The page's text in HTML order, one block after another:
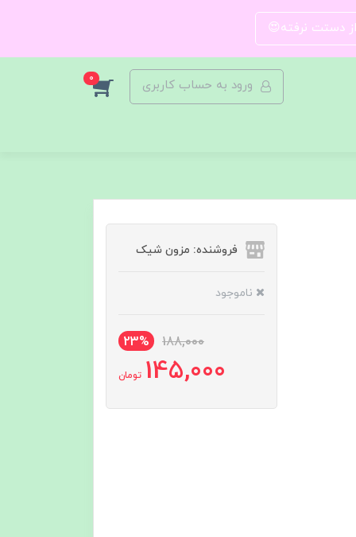
از دستت نرفته😍
ورود به حساب کاربری 0
فروشنده: مزون شیک
ناموجود
188,000
23%
145,000 تومان